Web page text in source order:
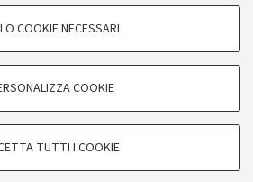
- FACOLTATIVI
a titolo esemplificativo, per il corretto
COOKIE NECESSARI
COOKIE
TUTTI I COOKIE
MATER STUDIORUM - Università di
- 40126 Bologna - PI: 01131710376 -
CF: 80007010376
legali Impostazioni Cookie